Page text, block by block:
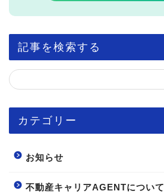
記事を検索する
カテゴリー
お知らせ
不動産キャリアAGENTについて